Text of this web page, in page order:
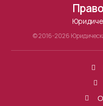
© 2016-2026